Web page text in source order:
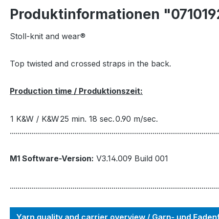
Produktinformationen
Stoll-knit and wear®
Top twisted and crossed straps in the back.
Production time / Produktionszeit:
1 K&W / K&W25 min. 18 sec.0.90 m/sec.
M1 Software-Version: V3.14.009 Build 001